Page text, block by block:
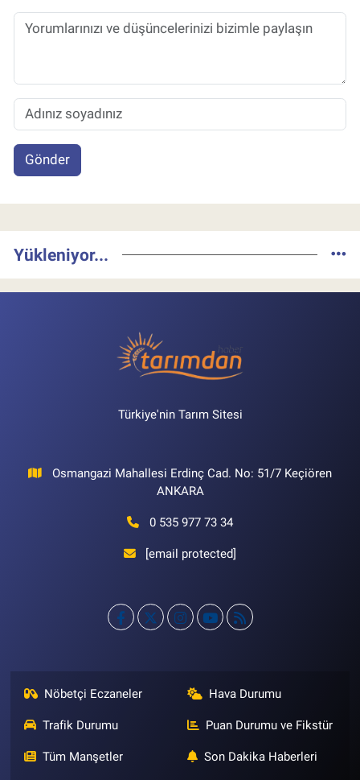
Gönder
Yükleniyor...
Türkiye'nin Tarım Sitesi
Osmangazi Mahallesi Erdinç Cad. No: 51/7 Keçiören
ANKARA
0 535 977 73 34
[email protected]
Nöbetçi Eczaneler Hava Durumu
Trafik Durumu Puan Durumu ve Fikstür
Tüm Manşetler Son Dakika Haberleri